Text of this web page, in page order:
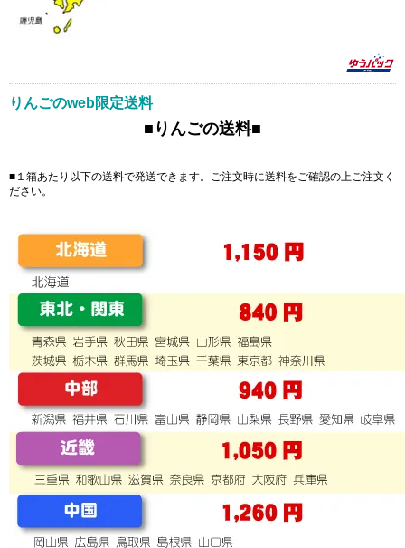
りんごのweb限定送料
■りんごの送料■
■１箱あたり以下の送料で発送できます。ご注文時に送料をご確認の上ご注文く
ださい。